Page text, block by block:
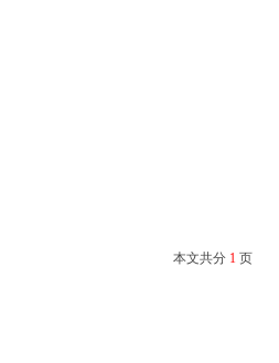
本文共分 1 页